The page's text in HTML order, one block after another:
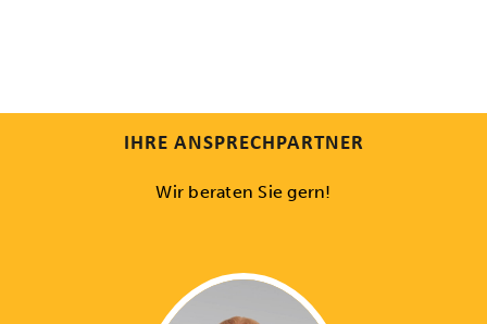
IHRE ANSPRECHPARTNER
Wir beraten Sie gern!